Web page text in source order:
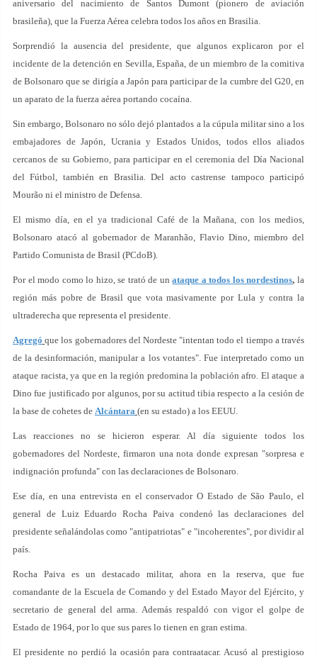
aniversario del nacimiento de Santos Dumont (pionero de aviación
brasileña), que la Fuerza Aérea celebra todos los años en Brasilia.
Sorprendió la ausencia del presidente, que algunos explicaron por el
incidente de la detención en Sevilla, España, de un miembro de la comitiva
de Bolsonaro que se dirigía a Japón para participar de la cumbre del G20, en
un aparato de la fuerza aérea portando cocaína.
Sin embargo, Bolsonaro no sólo dejó plantados a la cúpula militar sino a los
embajadores de Japón, Ucrania y Estados Unidos, todos ellos aliados
cercanos de su Gobierno, para participar en el ceremonia del Día Nacional
del Fútbol, también en Brasilia. Del acto castrense tampoco participó
Mourão ni el ministro de Defensa.
El mismo día, en el ya tradicional Café de la Mañana, con los medios,
Bolsonaro atacó al gobernador de Maranhão, Flavio Dino, miembro del
Partido Comunista de Brasil (PCdoB).
Por el modo como lo hizo, se trató de unataque a todos los nordestinos, la
región más pobre de Brasil que vota masivamente por Lula y contra la
ultraderecha que representa el presidente.
Agregó que los gobernadores del Nordeste "intentan todo el tiempo a través
de la desinformación, manipular a los votantes". Fue interpretado como un
ataque racista, ya que en la región predomina la población afro. El ataque a
Dino fue justificado por algunos, por su actitud tibia respecto a la cesión de
la base de cohetes de Alcántara (en su estado) a los EEUU.
Las reacciones no se hicieron esperar. Al día siguiente todos los
gobernadores del Nordeste, firmaron una nota donde expresan "sorpresa e
indignación profunda" con las declaraciones de Bolsonaro.
Ese día, en una entrevista en el conservador O Estado de São Paulo, el
general de Luiz Eduardo Rocha Paiva condenó las declaraciones del
presidente señalándolas como "antipatriotas" e "incoherentes", por dividir al
país.
Rocha Paiva es un destacado militar, ahora en la reserva, que fue
comandante de la Escuela de Comando y del Estado Mayor del Ejército, y
secretario de general del arma. Además respaldó con vigor el golpe de
Estado de 1964, por lo que sus pares lo tienen en gran estima.
El presidente no perdió la ocasión para contraatacar. Acusó al prestigioso